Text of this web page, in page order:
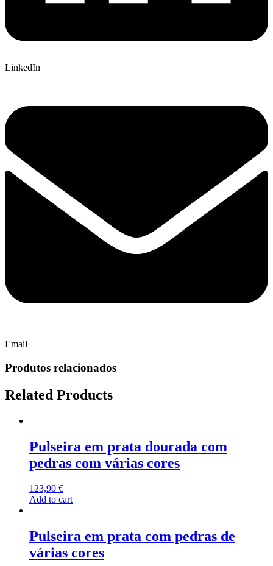
LinkedIn
Email
Produtos relacionados
Related Products
Pulseira em prata dourada com
pedras com várias cores
123,90 €
Add to cart
Pulseira em prata com pedras de
várias cores